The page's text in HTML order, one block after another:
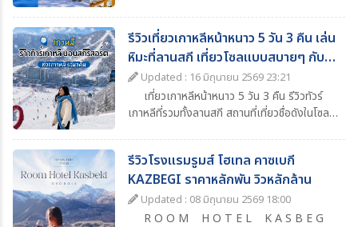
รีวิวเที่ยวเกาหลีหน้าหนาว 5 วัน 3 คืน เล่น
หิมะที่ลานสกี เที่ยวโซลแบบสบายๆ กับ
ทัวร์Updated : 16 มิถุนายน 2569 23:21
เที่ยวเกาหลีหน้าหนาว 5 วัน 3 คืน รีวิวทัวร์
เกาหลีที่รวมทั้งลานสกี สถานที่เที่ยวชื่อดังในโซล
เกาหลีแบบสบาย ๆ ครบทุกไฮไลท์
รีวิวโรงแรมรูมส์ โฮเทล คาซเบกี
KAZBEGI ราคาหลักพัน วิวหลักล้าน
Updated : 08 มิถุนายน 2569 18:00
R O O M H O T E L K A S B E G